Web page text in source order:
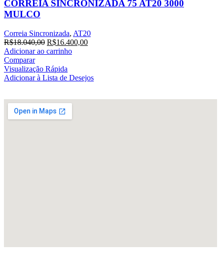
CORREIA SINCRONIZADA 75 AT20 3000
MULCO
Correia Sincronizada, AT20
R$18.040,00 R$16.400,00
Adicionar ao carrinho
Comparar
Visualização Rápida
Adicionar à Lista de Desejos